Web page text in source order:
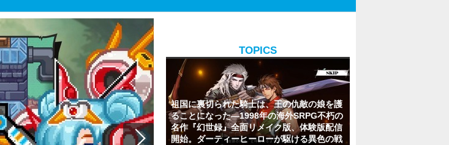
TOPICS
祖国に裏切られた騎士は、王の仇敵の娘を護
ることになった―1998年の海外SRPG不朽の
名作『幻世録』全面リメイク版、体験版配信
開始。ダーティーヒーローが駆ける異色の戦